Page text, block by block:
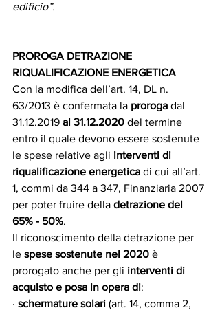
edificio”.
PROROGA DETRAZIONE
RIQUALIFICAZIONE ENERGETICA
Con la modifica dell’art. 14, DL n.
63/2013 è confermata la proroga dal
31.12.2019 al 31.12.2020 del termine
entro il quale devono essere sostenute
le spese relative agli interventi di
riqualificazione energetica di cui all’art.
1, commi da 344 a 347, Finanziaria 2007
per poter fruire della detrazione del
65% - 50%.
Il riconoscimento della detrazione per
le spese sostenute nel 2020 è
prorogato anche per gli interventi di
acquisto e posa in opera di:
· schermature solari (art. 14, comma 2,